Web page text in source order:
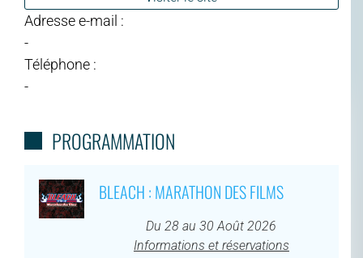
Adresse e-mail :
-
Téléphone :
-
PROGRAMMATION
BLEACH : MARATHON DES FILMS
Du 28 au 30 Août 2026
Informations et réservations